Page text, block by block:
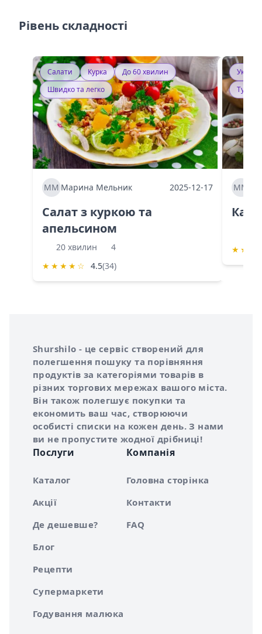
Рівень складності
Салати Курка
До 60 хвилин
Швидко та легко
ММ Марина Мельник 2025-12-17
Салат з куркою та
апельсином
20 хвилин
4
★ ★ ★ ★ ☆ 4.5(34)
ММ
★ ★
Про сервіс Shurshilo
Shurshilo - це сервіс створений для
полегшення пошуку та порівняння
продуктів за категоріями товарів в
різних торгових мережах вашого міста.
Він також полегшує покупки та
економить ваш час, створюючи
особисті списки на кожен день. З нами
ви не пропустите жодної дрібниці!
Послуги
Каталог
Акції
Де дешевше?
Блог
Рецепти
Супермаркети
Годування малюка
Компанія
Головна сторінка
Контакти
FAQ